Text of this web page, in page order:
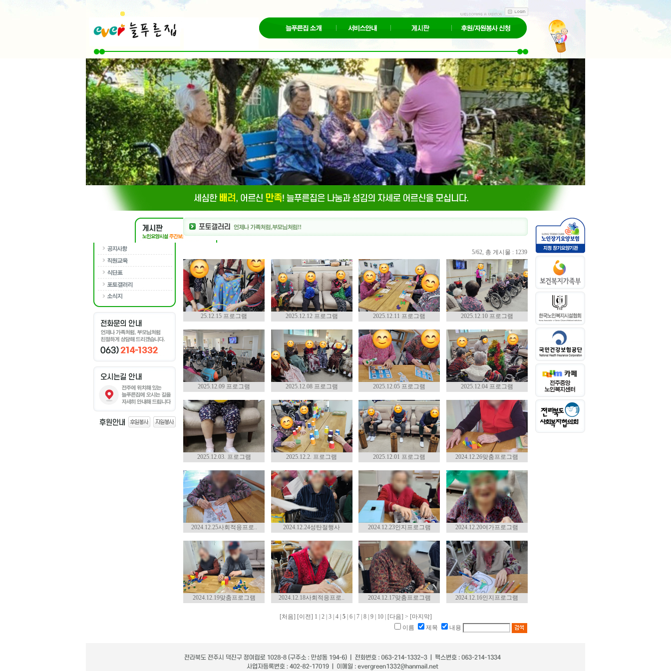
5/62, 총 게시물 : 1239
25.12.15 프로그램 2025.12.12 프로그램 2025.12.11 프로그램 2025.12.10 프로그램
2025.12.09 프로그램 2025.12.08 프로그램 2025.12.05 프로그램 2025.12.04 프로그램
2025.12.03. 프로그램 2025.12.2. 프로그램 2025.12.01 프로그램 2024.12.26맞춤프로그램
2024.12.25사회적응프로.. 2024.12.24성탄절행사 2024.12.23인지프로그램 2024.12.20여가프로그램
2024.12.19맞춤프로그램 2024.12.18사회적응프로.. 2024.12.17맞춤프로그램 2024.12.16인지프로그램
[처음] [이전] 1 2| 3| 4| 5| 6| 7| 8| 9| 10| [다음] > [마지막]
이름
제목 내용